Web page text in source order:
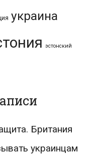
украина
эстонский
Британия
украинцам